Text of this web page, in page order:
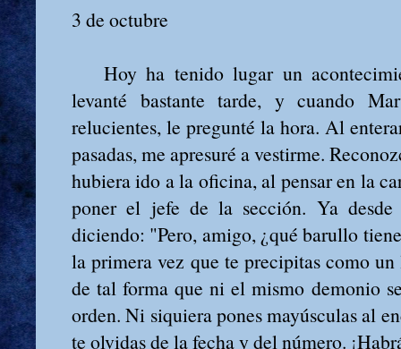
3 de octubre
Hoy ha tenido lugar un
levanté bastante tarde, y cuando
relucientes, le pregunté la hora. Al
pasadas, me apresuré a vestirme.
hubiera ido a la oficina, al pensar en la
poner el jefe de la sección. Ya
diciendo: "Pero, amigo, ¿qué barullo
la primera vez que te precipitas como
de tal forma que ni el mismo demonio
orden. Ni siquiera pones mayúsculas al
te olvidas de la fecha y del número.